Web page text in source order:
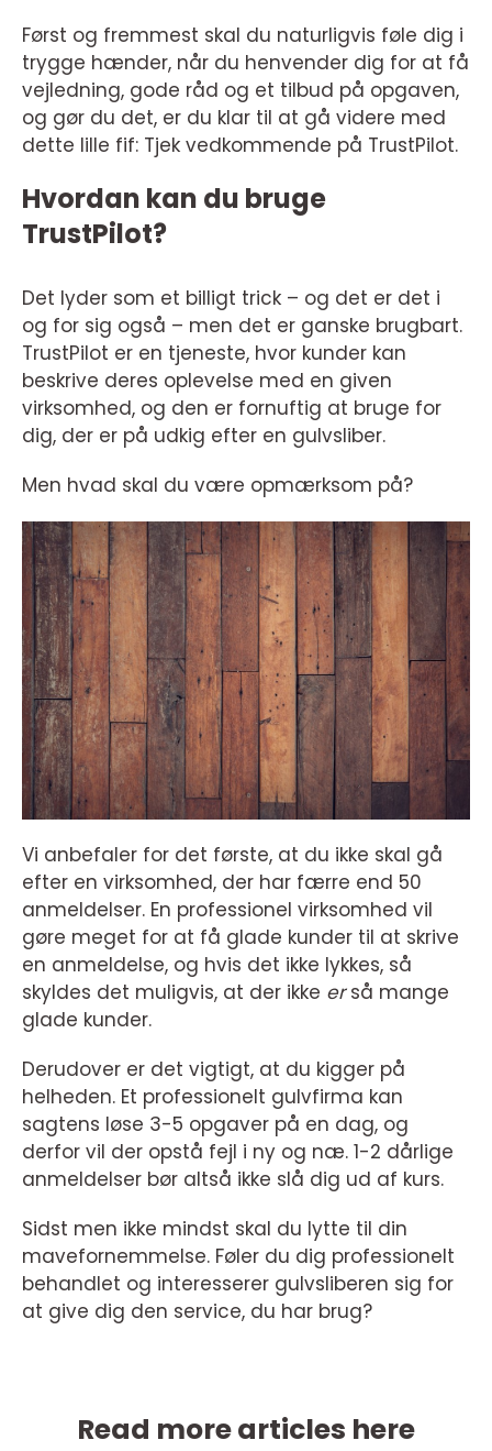
Først og fremmest skal du naturligvis føle dig i
trygge hænder, når du henvender dig for at få
vejledning, gode råd og et tilbud på opgaven,
og gør du det, er du klar til at gå videre med
dette lille fif: Tjek vedkommende på TrustPilot.
Hvordan kan du bruge
TrustPilot?
Det lyder som et billigt trick – og det er det i
og for sig også – men det er ganske brugbart.
TrustPilot er en tjeneste, hvor kunder kan
beskrive deres oplevelse med en given
virksomhed, og den er fornuftig at bruge for
dig, der er på udkig efter en gulvsliber.
Men hvad skal du være opmærksom på?
Vi anbefaler for det første, at du ikke skal gå
efter en virksomhed, der har færre end 50
anmeldelser. En professionel virksomhed vil
gøre meget for at få glade kunder til at skrive
en anmeldelse, og hvis det ikke lykkes, så
skyldes det muligvis, at der ikke erså mange
glade kunder.
Derudover er det vigtigt, at du kigger på
helheden. Et professionelt gulvfirma kan
sagtens løse 3-5 opgaver på en dag, og
derfor vil der opstå fejl i ny og næ. 1-2 dårlige
anmeldelser bør altså ikke slå dig ud af kurs.
Sidst men ikke mindst skal du lytte til din
mavefornemmelse. Føler du dig professionelt
behandlet og interesserer gulvsliberen sig for
at give dig den service, du har brug?
Read more articles here